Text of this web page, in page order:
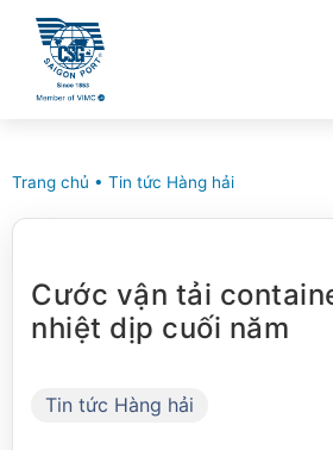
Trang chủ • Tin tức Hàng hải
Cước vận tải
nhiệt dịp cuối năm
Tin tức Hàng hải